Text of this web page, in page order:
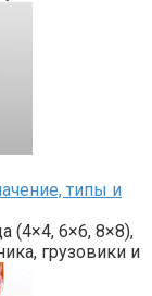
типы и
(4×4, 6×6, 8×8),
грузовики и